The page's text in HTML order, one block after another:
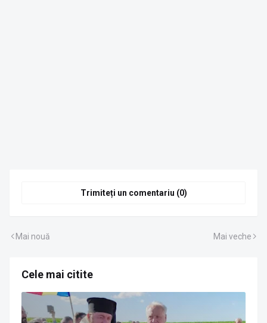
Trimiteți un comentariu (0)
Mai nouă Mai veche
Cele mai citite